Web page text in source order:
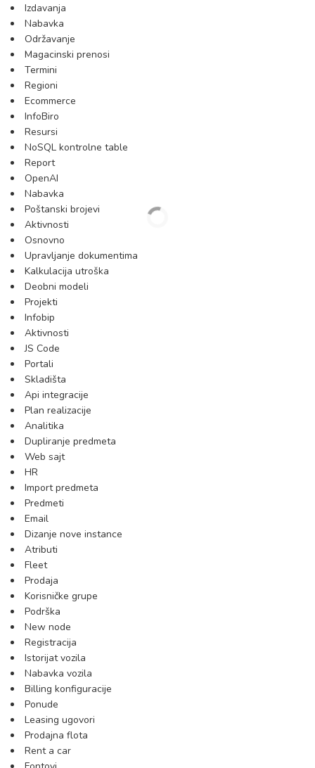
Izdavanja
Nabavka
Održavanje
Magacinski prenosi
Termini
Regioni
Ecommerce
InfoBiro
Resursi
NoSQL kontrolne table
Report
OpenAI
Nabavka
Poštanski brojevi
Aktivnosti
Osnovno
Upravljanje dokumentima
Kalkulacija utroška
Deobni modeli
Projekti
Infobip
Aktivnosti
JS Code
Portali
Skladišta
Api integracije
Plan realizacije
Analitika
Dupliranje predmeta
Web sajt
HR
Import predmeta
Predmeti
Email
Dizanje nove instance
Atributi
Fleet
Prodaja
Korisničke grupe
Podrška
New node
Registracija
Istorijat vozila
Nabavka vozila
Billing konfiguracije
Ponude
Leasing ugovori
Prodajna flota
Rent a car